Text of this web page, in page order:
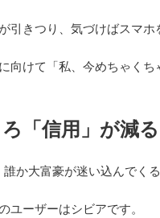
きつり、気づけばスマホ
向けて「私、今めちゃく
「信用」が減る
か大富豪が迷い込んでく
ユーザーはシビアです。